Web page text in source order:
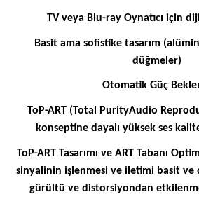
TV veya Blu-ray Oynatıcı için
Basit ama sofistike tasarım
düğmeler)
Otomatik Güç
ToP-ART (Total PurityAudio
konseptine dayalı yüksek ses
ToP-ART Tasarımı ve ART Tabanı
sinyalinin işlenmesi ve iletimi basit
gürültü ve distorsiyondan etkilenme